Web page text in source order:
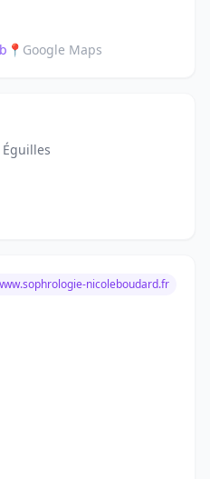
📍 Google Maps
nicoleboudard.fr